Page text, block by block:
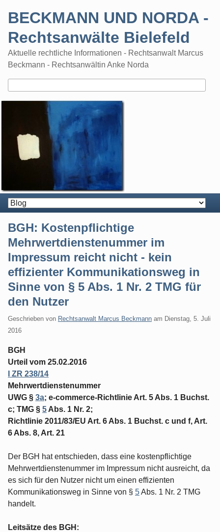
BECKMANN UND NORDA -
Rechtsanwälte Bielefeld
Aktuelle rechtliche Informationen - Rechtsanwalt Marcus
Beckmann - Rechtsanwältin Anke Norda
BGH: Kostenpflichtige
Mehrwertdienstenummer im
Impressum reicht nicht - kein
effizienter Kommunikationsweg in
Sinne von § 5 Abs. 1 Nr. 2 TMG für
den Nutzer
Geschrieben von Rechtsanwalt Marcus Beckmann am Dienstag, 5. Juli
2016
BGH
Urteil vom 25.02.2016
I ZR 238/14
Mehrwertdienstenummer
UWG § 3a; e-commerce-Richtlinie Art. 5 Abs. 1 Buchst.
c; TMG § 5 Abs. 1 Nr. 2;
Richtlinie 2011/83/EU Art. 6 Abs. 1 Buchst. c und f, Art.
6 Abs. 8, Art. 21
Der BGH hat entschieden, dass eine kostenpflichtige
Mehrwertdienstenummer im Impressum nicht ausreicht, da
es sich für den Nutzer nicht um einen effizienten
Kommunikationsweg in Sinne von § 5Abs. 1 Nr. 2 TMG
handelt.
Leitsätze des BGH: